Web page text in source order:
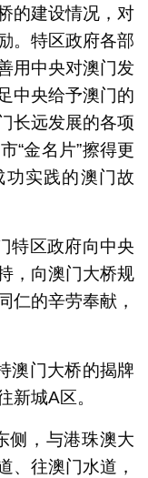
的建设情况，对
。特区政府各部
用中央对澳门发
中央给予澳门的
长远发展的各项
“金名片”擦得更
功实践的澳门故
特区政府向中央
，向澳门大桥规
仁的辛劳奉献，
澳门大桥的揭牌
新城A区。
侧，与港珠澳大
、往澳门水道，